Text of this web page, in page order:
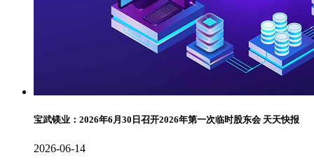
宝武镁业：2026年6月30日召开2026年第一次临时股东会 天天快报
2026-06-14